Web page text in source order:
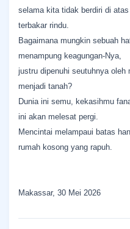
selama kita tidak berdiri di
terbakar rindu.
Bagaimana mungkin sebuah
menampung keagungan-Nya,
justru dipenuhi seutuhnya oleh
menjadi tanah?
Dunia ini semu, kekasihmu
ini akan melesat pergi.
Mencintai melampaui batas
rumah kosong yang rapuh.
Makassar, 30 Mei 2026